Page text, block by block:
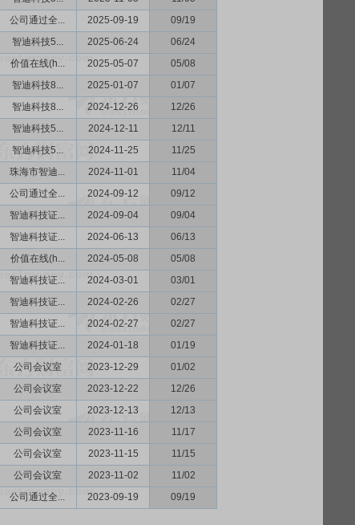
公司通过全... 2025-09-19
09/19
智迪科技5... 2025-06-24
06/24
价值在线(h... 2025-05-07
05/08
智迪科技8... 2025-01-07
01/07
智迪科技8... 2024-12-26
12/26
智迪科技5... 2024-12-11
12/11
智迪科技5... 2024-11-25
11/25
珠海市智迪... 2024-11-01
11/04
公司通过全... 2024-09-12
09/12
智迪科技证... 2024-09-04
09/04
智迪科技证... 2024-06-13
06/13
价值在线(h... 2024-05-08
05/08
智迪科技证... 2024-03-01
03/01
智迪科技证... 2024-02-26
02/27
智迪科技证... 2024-02-27
02/27
智迪科技证... 2024-01-18
01/19
公司会议室 2023-12-29
01/02
公司会议室 2023-12-22
12/26
公司会议室 2023-12-13
12/13
公司会议室 2023-11-16
11/17
公司会议室 2023-11-15
11/15
公司会议室 2023-11-02
11/02
公司通过全... 2023-09-19 09/19